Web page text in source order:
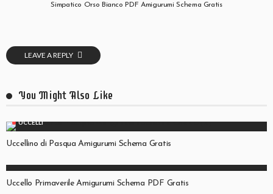
Simpatico Orso Bianco PDF Amigurumi Schema Gratis
LEAVE A REPLY
You Might Also Like
UCCELLI
Uccellino di Pasqua Amigurumi Schema Gratis
Uccello Primaverile Amigurumi Schema PDF Gratis